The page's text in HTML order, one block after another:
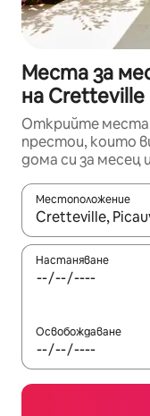
Места за
на Cretteville
Открийте места
престои, които
дома си за месец
Местоположение
Когато
Настаняване
Освобождаване